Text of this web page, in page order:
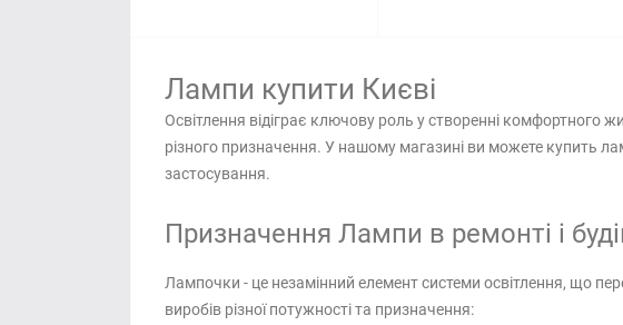
Лампи купити Києві
Освітлення відіграє ключову роль у створенні комфортного
різного призначення. У нашому магазині ви можете купить
застосування.
Призначення Лампи в ремонті і
Лампочки - це незамінний елемент системи освітлення, що
виробів різної потужності та призначення: